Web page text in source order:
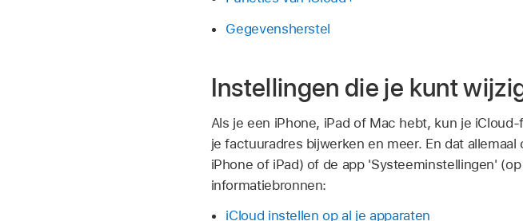
Gegevensherstel
Instellingen die je kunt
Als je een iPhone, iPad of Mac hebt, kun je
je factuuradres bijwerken en meer. En dat
iPhone of iPad) of de app 'Systeeminstellingen'
informatiebronnen:
iCloud instellen op al je apparaten